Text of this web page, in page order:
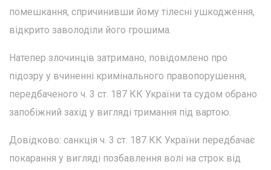
помешкання, спричинивши йому тілесні ушкодження,
відкрито заволоділи його грошима.
Натепер злочинців затримано, повідомлено про
підозру у вчиненні кримінального правопорушення,
передбаченого ч. 3 ст. 187 КК України та судом обрано
запобіжний захід у вигляді тримання під вартою.
Довідково: санкція ч. 3 ст. 187 КК України передбачає
покарання у вигляді позбавлення волі на строк від